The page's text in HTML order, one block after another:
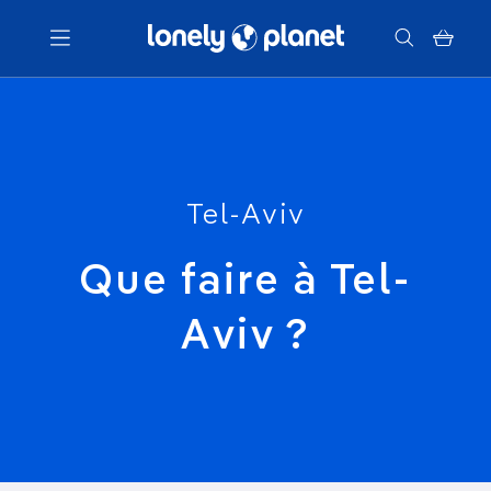
Menu
Tel-Aviv
Que faire à Tel-
Aviv ?